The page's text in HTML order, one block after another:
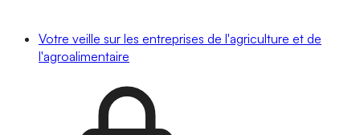
Votre veille sur les entreprises de l'agriculture et de
l'agroalimentaire